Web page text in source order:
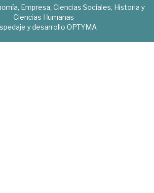
Empresa, Ciencias Sociales, Historia y
Ciencias Humanas
y desarrollo OPTYMA